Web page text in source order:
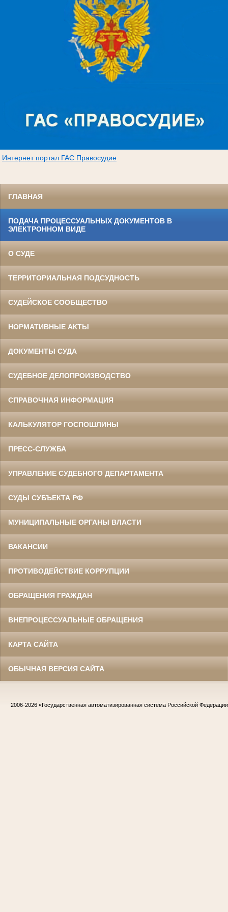
Интернет портал ГАС Правосудие
ГЛАВНАЯ
ПОДАЧА ПРОЦЕССУАЛЬНЫХ ДОКУМЕНТОВ В
ЭЛЕКТРОННОМ ВИДЕ
О СУДЕ
ТЕРРИТОРИАЛЬНАЯ ПОДСУДНОСТЬ
СУДЕЙСКОЕ СООБЩЕСТВО
НОРМАТИВНЫЕ АКТЫ
ДОКУМЕНТЫ СУДА
СУДЕБНОЕ ДЕЛОПРОИЗВОДСТВО
СПРАВОЧНАЯ ИНФОРМАЦИЯ
КАЛЬКУЛЯТОР ГОСПОШЛИНЫ
ПРЕСС-СЛУЖБА
УПРАВЛЕНИЕ СУДЕБНОГО ДЕПАРТАМЕНТА
СУДЫ СУБЪЕКТА РФ
МУНИЦИПАЛЬНЫЕ ОРГАНЫ ВЛАСТИ
ВАКАНСИИ
ПРОТИВОДЕЙСТВИЕ КОРРУПЦИИ
ОБРАЩЕНИЯ ГРАЖДАН
ВНЕПРОЦЕССУАЛЬНЫЕ ОБРАЩЕНИЯ
КАРТА САЙТА
ОБЫЧНАЯ ВЕРСИЯ САЙТА
2006-2026 «Государственная автоматизированная система Российской